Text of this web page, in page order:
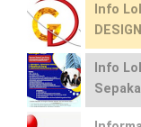
Info
Info